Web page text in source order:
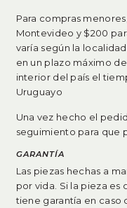
Para compras
Montevideo y $200
varía según la
en un plazo máximo
interior del país el
Uruguayo
Una vez hecho el
seguimiento para que
GARANTÍA
Las piezas hechas a
por vida. Si la pieza es
tiene garantía en caso